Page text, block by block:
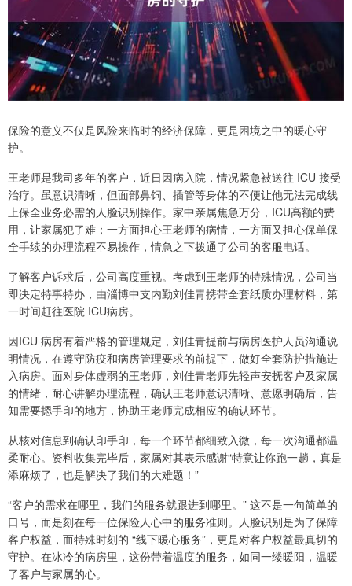
保险的意义不仅是风险来临时的经济保障，更是困境之中的暖心守
护。
王老师是我司多年的客户，近日因病入院，情况紧急被送往 ICU 接受
治疗。虽意识清晰，但面部鼻饲、插管等身体的不便让他无法完成线
上保全业务必需的人脸识别操作。家中亲属焦急万分，ICU高额的费
用，让家属犯了难；一方面担心王老师的病情，一方面又担心保单保
全手续的办理流程不易操作，情急之下拨通了公司的客服电话。
了解客户诉求后，公司高度重视。考虑到王老师的特殊情况，公司当
即决定特事特办，由淄博中支内勤刘佳青携带全套纸质办理材料，第
一时间赶往医院 ICU病房。
因ICU 病房有着严格的管理规定，刘佳青提前与病房医护人员沟通说
明情况，在遵守防疫和病房管理要求的前提下，做好全套防护措施进
入病房。面对身体虚弱的王老师，刘佳青老师先轻声安抚客户及家属
的情绪，耐心讲解办理流程，确认王老师意识清晰、意愿明确后，告
知需要摁手印的地方，协助王老师完成相应的确认环节。
从核对信息到确认印手印，每一个环节都细致入微，每一次沟通都温
柔耐心。资料收集完毕后，家属对其表示感谢“特意让你跑一趟，真是
添麻烦了，也是解决了我们的大难题！”
“客户的需求在哪里，我们的服务就跟进到哪里。” 这不是一句简单的
口号，而是刻在每一位保险人心中的服务准则。人脸识别是为了保障
客户权益，而特殊时刻的 “线下暖心服务”，更是对客户权益最真切的
守护。在冰冷的病房里，这份带着温度的服务，如同一缕暖阳，温暖
了客户与家属的心。